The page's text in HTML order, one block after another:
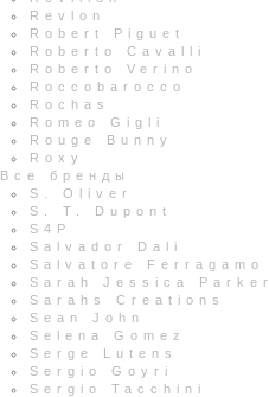
Revlon
Robert Piguet
Roberto Cavalli
Roberto Verino
Roccobarocco
Rochas
Romeo Gigli
Rouge Bunny
Roxy
Все бренды
S. Oliver
S. T. Dupont
S4P
Salvador Dali
Salvatore Ferragamo
Sarah Jessica Parker
Sarahs Creations
Sean John
Selena Gomez
Serge Lutens
Sergio Goyri
Sergio Tacchini